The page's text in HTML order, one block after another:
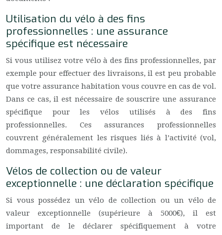
Utilisation du vélo à des fins
professionnelles : une assurance
spécifique est nécessaire
Si vous utilisez votre vélo à des fins professionnelles, par
exemple pour effectuer des livraisons, il est peu probable
que votre assurance habitation vous couvre en cas de vol.
Dans ce cas, il est nécessaire de souscrire une assurance
spécifique pour les vélos utilisés à des fins
professionnelles. Ces assurances professionnelles
couvrent généralement les risques liés à l’activité (vol,
dommages, responsabilité civile).
Vélos de collection ou de valeur
exceptionnelle : une déclaration spécifique
Si vous possédez un vélo de collection ou un vélo de
valeur exceptionnelle (supérieure à 5000€), il est
important de le déclarer spécifiquement à votre